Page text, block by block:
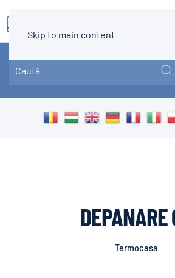
Skip to main content
Termocasa